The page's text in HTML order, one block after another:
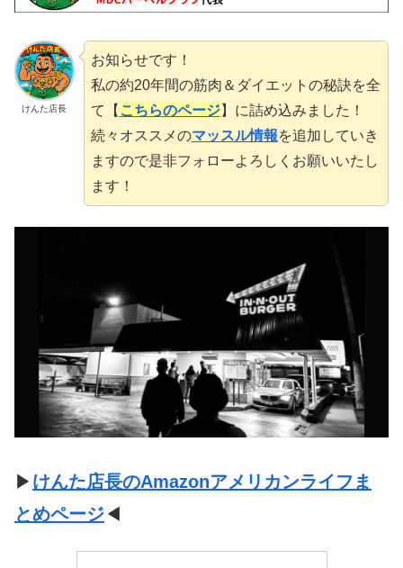
けんた店長
お知らせです！
私の約20年間の筋肉＆ダイエットの秘訣を全
て【 こちらのページ】に詰め込みました！
続々オススメのマッスル情報を追加していき
ますので是非フォローよろしくお願いいたし
ます！
▶ けんた店長のAmazonアメリカンライフま
とめページ◀